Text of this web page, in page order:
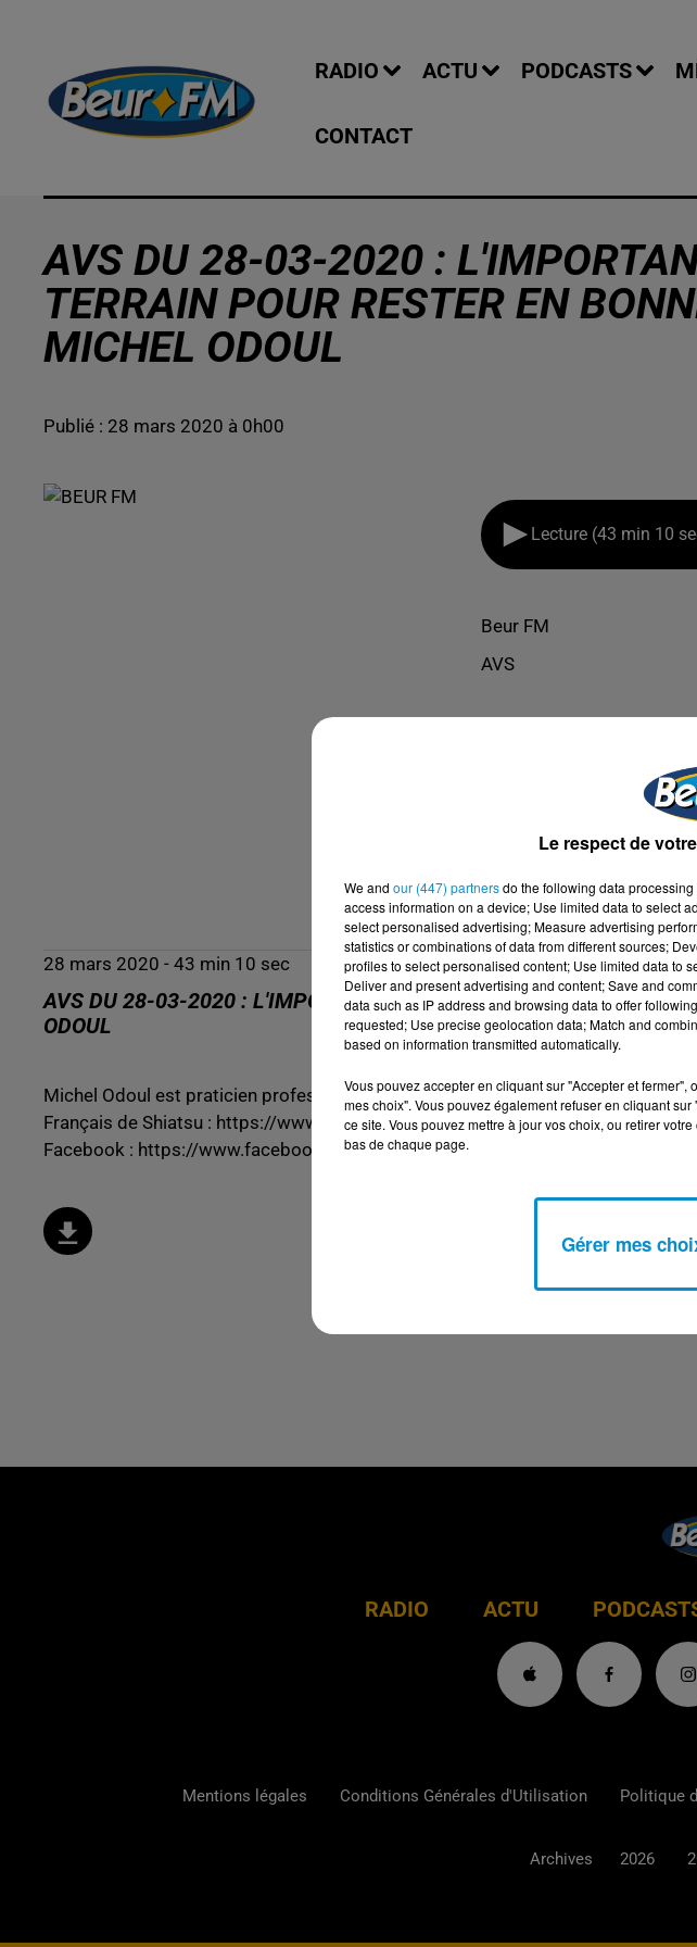
RADIO ACTU PODCASTS
CONTACT
AVS DU 28-03-2020 :
TERRAIN POUR RESTER EN
MICHEL ODOUL
Publié : 28 mars 2020 à 0h00
Lecture (43 min 10
Beur FM
AVS
28 mars 2020 - 43 min 10 sec
AVS DU 28-03-2020 : L'IMPORTANCE DU TERRAIN POUR RESTER
ODOUL
Michel Odoul est praticien professionnel en shiatsu, psycho-énergéticien,
Français de Shiatsu : https://www.shiatsu-institut.fr/
Facebook : https://www.facebook.com/pages/catego...
RADIO ACTU
Mentions légales Conditions Générales d'Utilisation Politique
Archives 2026
Le respect de
We and our (447) partnersdo the following data
access information on a device; Use limited data to select
select personalised advertising; Measure advertising
statistics or combinations of data from different sources;
profiles to select personalised content; Use limited data to
Deliver and present advertising and content; Save and
data such as IP address and browsing data to offer
requested; Use precise geolocation data; Match and
based on information transmitted automatically.
Vous pouvez accepter en cliquant sur "Accepter et
mes choix". Vous pouvez également refuser en cliquant
ce site. Vous pouvez mettre à jour vos choix, ou retirer
bas de chaque page.
Gérer mes